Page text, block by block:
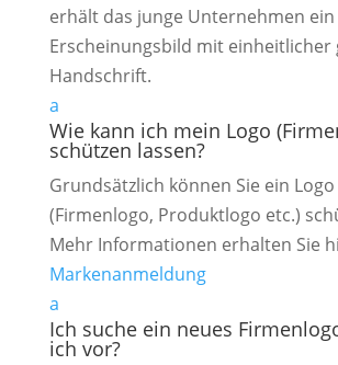
erhält das junge Unternehmen ein
Erscheinungsbild mit einheitlicher
Handschrift.
a
Wie kann ich mein Logo
schützen lassen?
Grundsätzlich können Sie ein Logo
(Firmenlogo, Produktlogo etc.)
Mehr Informationen erhalten Sie
Markenanmeldung
a
Ich suche ein neues
ich vor?